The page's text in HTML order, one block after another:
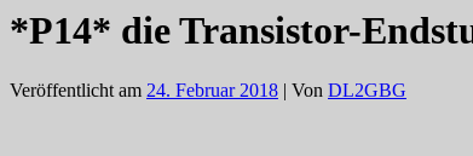
*P14* die Transistor-
Veröffentlicht am 24. Februar 2018 | Von DL2GBG